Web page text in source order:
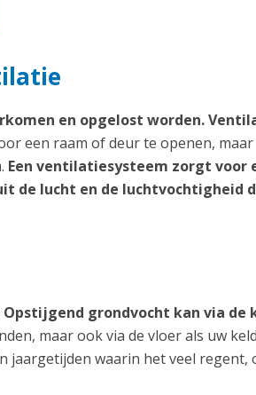
en opgelost worden.
een raam of deur te openen,
Een ventilatiesysteem zorgt voor
de lucht en de luchtvochtigheid
Opstijgend grondvocht kan via de
maar ook via de vloer als uw
waarin het veel regent,